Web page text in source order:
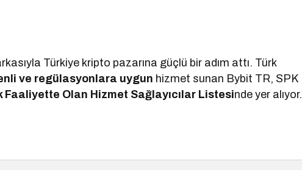
Türkiye kripto pazarına güçlü bir adım attı. Türk
ve regülasyonlara uygun hizmet sunan Bybit TR, SPK
Faaliyette Olan Hizmet Sağlayıcılar Listesinde yer alıyor.